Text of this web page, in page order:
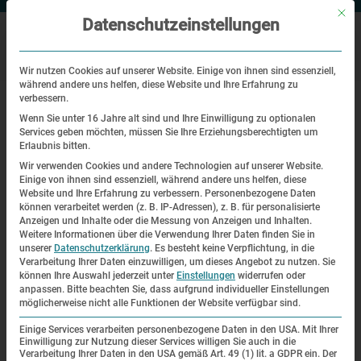
Startseite |
Franz Rosenbach
| 24. Oktober 2012
Die KZ-Gedenkstätte Dachau trauert um den Überlebenden
und stellvertretenden Vorsitzenden des Bayerischen
Landesverbands Deutscher Sinti und Roma, Franz
Rosenbach, der am 7. Oktober im Alter von 85 Jahren in
Nürnberg verstarb.
Der in Horaditz (Sudetenland) geborene Franz Rosenbach
war 1943 mit 15 Jahren zusammen mit seiner großen
Mit
Datenschutzeinstellungen
Wir nutzen Cookies auf unserer Website. Einige von ihnen sind essenziell,
während andere uns helfen, diese Website und Ihre Erfahrung zu
verbessern.
Wenn Sie unter 16 Jahre alt sind und Ihre Einwilligung zu optionalen
Services geben möchten, müssen Sie Ihre Erziehungsberechtigten um
Erlaubnis bitten.
Wir verwenden Cookies und andere Technologien auf unserer Website.
Einige von ihnen sind essenziell, während andere uns helfen, diese
Website und Ihre Erfahrung zu verbessern. Personenbezogene Daten
können verarbeitet werden (z. B. IP-Adressen), z. B. für personalisierte
Anzeigen und Inhalte oder die Messung von Anzeigen und Inhalten.
Weitere Informationen über die Verwendung Ihrer Daten finden Sie in
unserer Datenschutzerklärung. Es besteht keine Verpflichtung, in die
Verarbeitung Ihrer Daten einzuwilligen, um dieses Angebot zu nutzen. Sie
können Ihre Auswahl jederzeit unter Einstellungen widerrufen oder
anpassen. Bitte beachten Sie, dass aufgrund individueller Einstellungen
möglicherweise nicht alle Funktionen der Website verfügbar sind.
Einige Services verarbeiten personenbezogene Daten in den USA. Mit Ihrer
Einwilligung zur Nutzung dieser Services willigen Sie auch in die
Verarbeitung Ihrer Daten in den USA gemäß Art. 49 (1) lit. a GDPR ein. Der